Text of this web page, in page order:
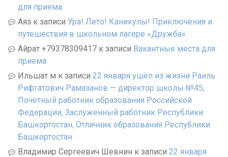
для приема
Аяз к записи Ура! Лето! Каникулы! Приключения и
путешествия в школьном лагере «Дружба»
Айрат +79378309417 к записи Вакантные места для
приема
Ильшат м к записи 22 января ушёл из жизни Раиль
Рифгатович Рамазанов — директор школы №45,
Почетный работник образования Российской
Федерации, Заслуженный работник Республики
Башкортостан, Отличник образования Республики
Башкортостан
Владимир Сергеевич Шевнин к записи 22 января